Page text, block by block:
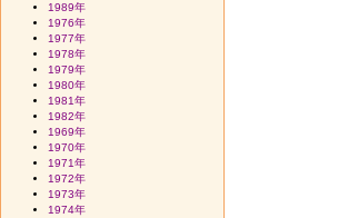
1989年
1976年
1977年
1978年
1979年
1980年
1981年
1982年
1969年
1970年
1971年
1972年
1973年
1974年